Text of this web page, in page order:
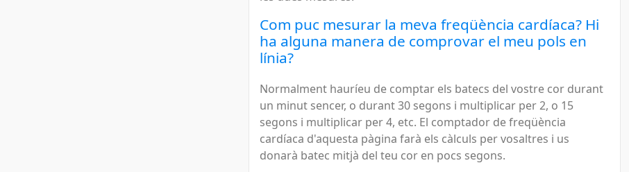
Com puc mesurar la meva freqüència cardíaca? Hi
ha alguna manera de comprovar el meu pols en
línia?
Normalment hauríeu de comptar els batecs del vostre cor durant
un minut sencer, o durant 30 segons i multiplicar per 2, o 15
segons i multiplicar per 4, etc. El comptador de freqüència
cardíaca d'aquesta pàgina farà els càlculs per vosaltres i us
donarà batec mitjà del teu cor en pocs segons.